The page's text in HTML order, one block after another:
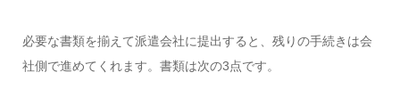
必要な書類を揃えて派遣会社に提出すると、残りの手続きは会
社側で進めてくれます。書類は次の3点です。